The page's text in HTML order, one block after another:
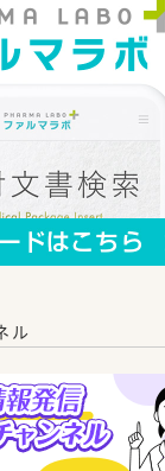
ル